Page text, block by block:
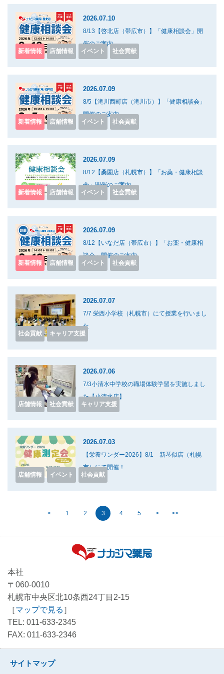
2026.07.10
8/13【啓北店（帯広市）】「健康相談会」開
催のご案内
新着情報
店舗情報 イベント 社会貢献
2026.07.09
8/5【滝川西町店（滝川市）】「健康相談会」
開催のご案内
新着情報
店舗情報 イベント 社会貢献
2026.07.09
8/12【桑園店（札幌市）】「お薬・健康相談
会」開催のご案内
新着情報
店舗情報 イベント 社会貢献
2026.07.09
8/12【いなだ店（帯広市）】「お薬・健康相
談会」開催のご案内
新着情報
店舗情報 イベント 社会貢献
2026.07.07
7/7 栄西小学校（札幌市）にて授業を行いまし
た
社会貢献
キャリア支援
2026.07.06
7/3小清水中学校の職場体験学習を実施しまし
た【小清水店】
店舗情報
社会貢献 キャリア支援
2026.07.03
【栄養ワンダー2026】8/1 新琴似店（札幌
市）にて開催！
店舗情報
イベント 社会貢献
< 1 2 3 4 5 > >>
本社
〒060-0010
札幌市中央区北10条西24丁目2-15
［マップで見る ］
TEL: 011-633-2345
FAX: 011-633-2346
サイトマップ